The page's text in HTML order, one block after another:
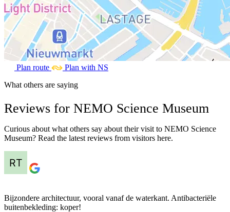
Plan route
Plan with NS
What others are saying
Reviews for NEMO Science Museum
Curious about what others say about their visit to NEMO Science
Museum? Read the latest reviews from visitors here.
Bijzondere architectuur, vooral vanaf de waterkant. Antibacteriële
buitenbekleding: koper!